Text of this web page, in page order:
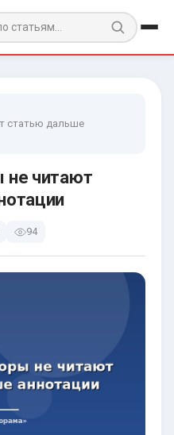
статью дальше
не читают
94